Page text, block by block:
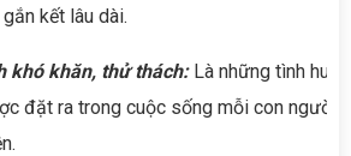
kết lâu dài.
khó khăn, thử thách:Là những tình
đặt ra trong cuộc sống mỗi con người